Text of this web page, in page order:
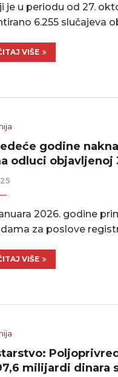
je u periodu od 27.
6.255 slučajeva
VIŠE
godine
odluci objavljenoj
2026. godine
za poslove
VIŠE
milijardi dinara